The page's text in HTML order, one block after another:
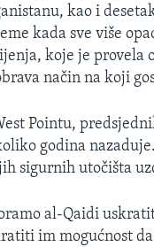
kao i
kada sve više
koje je provela
način na koji
Pointu,
godina
sigurnih utočišta
al-Qaidi
im mogućnost